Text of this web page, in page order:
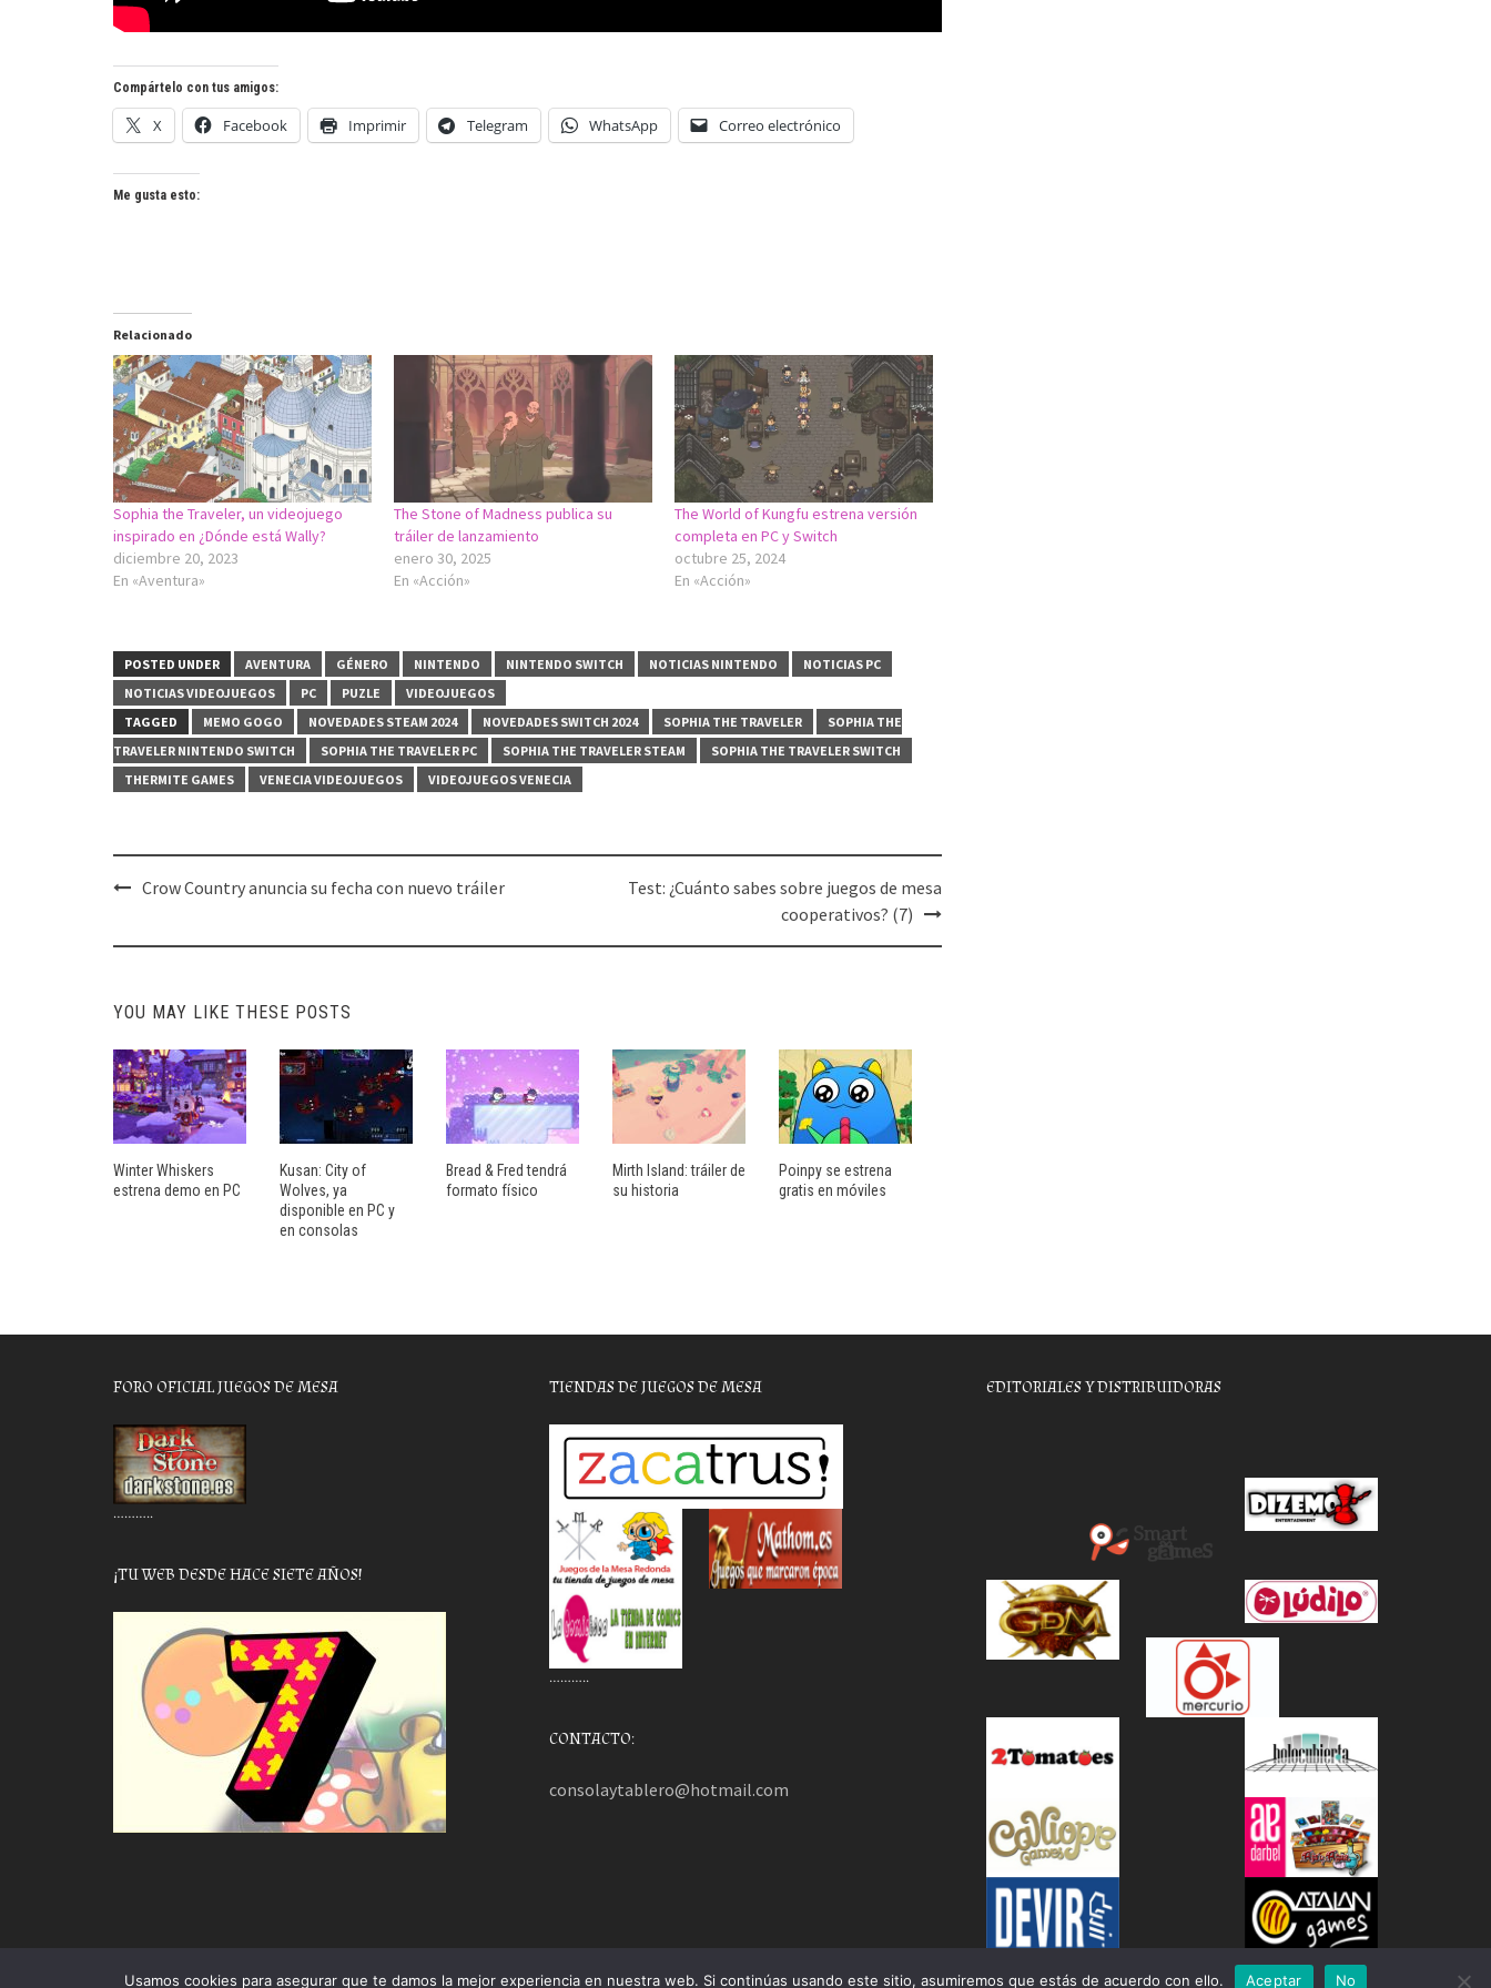
Compártelo con tus amigos:
X Facebook Imprimir Telegram WhatsApp Correo electrónico
Me gusta esto:
Relacionado
Sophia the Traveler, un videojuego
inspirado en ¿Dónde está Wally?
diciembre 20, 2023
En «Aventura»
The Stone of Madness publica su
tráiler de lanzamiento
enero 30, 2025
En «Acción»
The World of Kungfu estrena versión
completa en PC y Switch
octubre 25, 2024
En «Acción»
POSTED UNDER AVENTURA GÉNERO NINTENDO NINTENDO SWITCH NOTICIAS NINTENDO
NOTICIAS PC
NOTICIAS VIDEOJUEGOS
PC PUZLE
VIDEOJUEGOS
TAGGED
MEMO GOGO NOVEDADES STEAM 2024 NOVEDADES SWITCH 2024 SOPHIA THE TRAVELER
SOPHIA THE
TRAVELER NINTENDO SWITCH
SOPHIA THE TRAVELER PC SOPHIA THE TRAVELER STEAM
SOPHIA THE TRAVELER SWITCH
THERMITE GAMES
VENECIA VIDEOJUEGOS VIDEOJUEGOS VENECIA
PostCrow Country anuncia su fecha con nuevo tráiler
Test: ¿Cuánto sabes sobre juegos de mesa
cooperativos? (7)
YOU MAY LIKE THESE POSTS
Winter Whiskers
estrena demo en PC
Kusan: City of
Wolves, ya
disponible en PC y
en consolas
Bread & Fred tendrá
formato físico
Mirth Island: tráiler de
su historia
Poinpy se estrena
gratis en móviles
FORO OFICIAL JUEGOS DE MESA
………..
¡TU WEB DESDE HACE SIETE AÑOS!
TIENDAS DE JUEGOS DE MESA
………..
CONTACTO:
consolaytablero@hotmail.com
EDITORIALES Y DISTRIBUIDORAS
Usamos cookies para asegurar que te damos la mejor experiencia en nuestra web. Si continúas usando este sitio, asumiremos que estás de acuerdo con ello. Aceptar No